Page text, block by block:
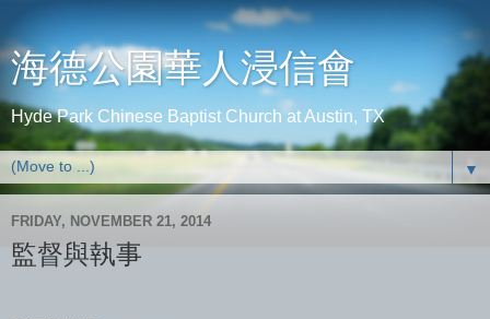
海德公園華人浸信會
Hyde Park Chinese Baptist Church at Austin, TX
▼
FRIDAY, NOVEMBER 21, 2014
監督與執事